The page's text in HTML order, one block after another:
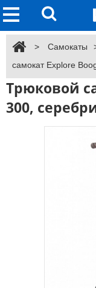
> Самокаты
самокат Explore
Трюковой
300,